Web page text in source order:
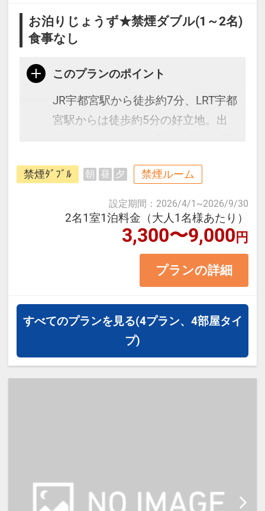
お泊りじょうず★禁煙ダブル(1～2名)
食事なし
このプランのポイント
JR宇都宮駅から徒歩約7分、LRT宇都
宮駅からは徒歩約5分の好立地。出
張・ビジネスでのご宿泊や日光・那
なロケーションです。
≪お部屋タイプ≫
・禁煙ダブルルーム バス・トイレ付
13平米 ベッド幅138cm
・1ベッドです。2名様で1室をご予
用いただきます。
・2名様でご宿泊の場合は添い寝は
ご利用いただけません。
・0～5歳（未就学児)は添い寝対が
禁煙ﾀﾞﾌﾞﾙ 朝 昼 夕 禁煙ルーム
設定期間 ： 2026/4/1 ~2026/9/30
2名1室1泊料金（大人1名様あたり）
3,300〜9,000円
プランの詳細
すべてのプランを見る(4プラン、4部屋タイ
プ)